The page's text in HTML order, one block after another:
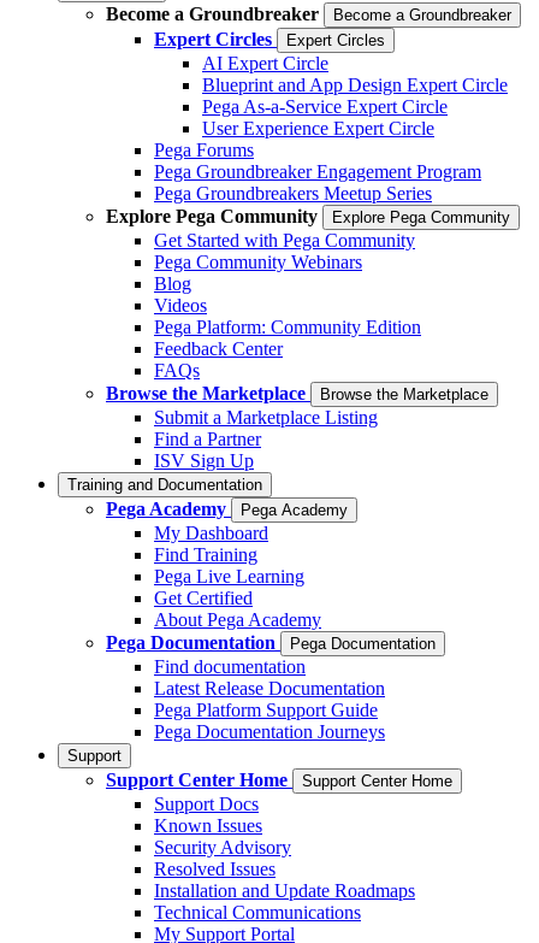
Become a Groundbreaker Become a Groundbreaker
Expert Circles Expert Circles
AI Expert Circle
Blueprint and App Design Expert Circle
Pega As-a-Service Expert Circle
User Experience Expert Circle
Pega Forums
Pega Groundbreaker Engagement Program
Pega Groundbreakers Meetup Series
Explore Pega Community
Explore Pega Community
Get Started with Pega Community
Pega Community Webinars
Blog
Videos
Pega Platform: Community Edition
Feedback Center
FAQs
Browse the Marketplace
Browse the Marketplace
Submit a Marketplace Listing
Find a Partner
ISV Sign Up
Training and Documentation
Pega Academy Pega Academy
My Dashboard
Find Training
Pega Live Learning
Get Certified
About Pega Academy
Pega Documentation
Pega Documentation
Find documentation
Latest Release Documentation
Pega Platform Support Guide
Pega Documentation Journeys
Support
Support Center Home Support Center Home
Support Docs
Known Issues
Security Advisory
Resolved Issues
Installation and Update Roadmaps
Technical Communications
My Support Portal